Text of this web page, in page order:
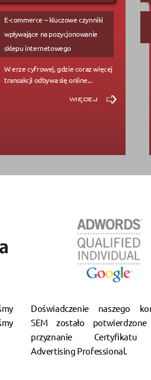
E-commerce – kluczowe czynniki
wpływające na pozycjonowanie
sklepu internetowego
W erze cyfrowej, gdzie coraz więcej
transakcji odbywa się online...
więcej
Doświadczenie naszego
SEM zostało
przyznanie Certyfikatu
Advertising Professional.